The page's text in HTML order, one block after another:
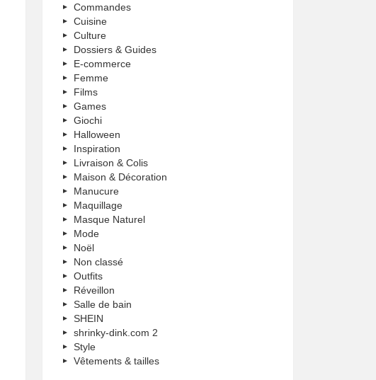
Commandes
Cuisine
Culture
Dossiers & Guides
E-commerce
Femme
Films
Games
Giochi
Halloween
Inspiration
Livraison & Colis
Maison & Décoration
Manucure
Maquillage
Masque Naturel
Mode
Noël
Non classé
Outfits
Réveillon
Salle de bain
SHEIN
shrinky-dink.com 2
Style
Vêtements & tailles